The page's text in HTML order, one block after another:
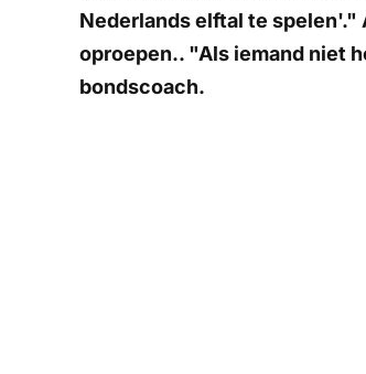
Nederlands elftal te spelen'."
oproepen.. "Als iemand niet
bondscoach.